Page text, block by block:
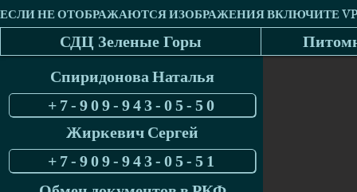
СДЦ Зеленые Горы
Спиридонова Наталья
+7-909-943-05-50
Жиркевич Сергей
+7-909-943-05-51